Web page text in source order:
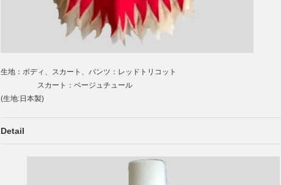
生地：ボディ、スカート、パンツ：レッドトリコット
スカート：ベージュチュール
(生地:日本製)
Detail